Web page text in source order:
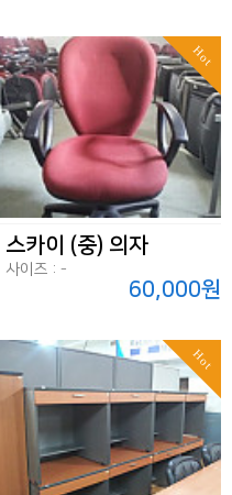
Hot
스카이 (중) 의자
사이즈 : -
60,000원
Hot